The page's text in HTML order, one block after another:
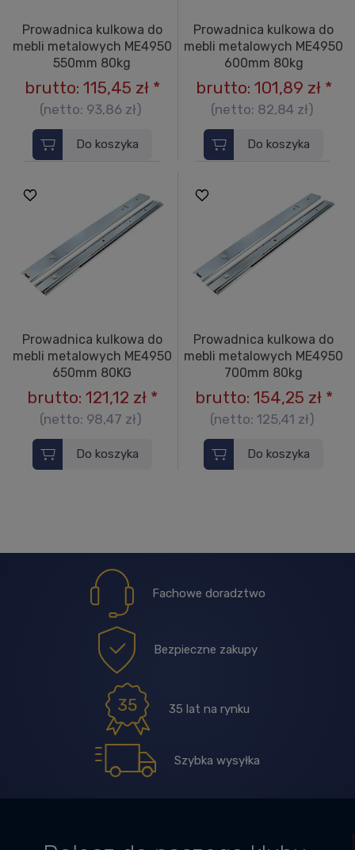
Prowadnica kulkowa do
mebli metalowych ME4950
550mm 80kg
brutto: 115,45 zł*
(netto: 93,86 zł)
Do koszyka
Prowadnica kulkowa do
mebli metalowych ME4950
600mm 80kg
brutto: 101,89 zł*
(netto: 82,84 zł)
Do koszyka
Prowadnica kulkowa do
mebli metalowych ME4950
650mm 80KG
brutto: 121,12 zł*
(netto: 98,47 zł)
Do koszyka
Prowadnica kulkowa do
mebli metalowych ME4950
700mm 80kg
brutto: 154,25 zł*
(netto: 125,41 zł)
Do koszyka
Fachowe doradztwo
Bezpieczne zakupy
35 lat na rynku
Szybka wysyłka